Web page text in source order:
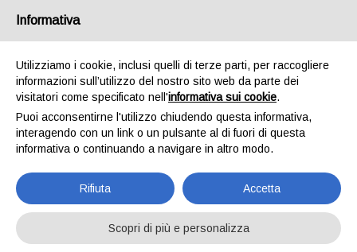
SHARAN
Home Prodotto Modello Sharan
Informativa
Utilizziamo i cookie, inclusi quelli di terze parti, per raccogliere
informazioni sull’utilizzo del nostro sito web da parte dei
visitatori come specificato nell'informativa sui cookie.
Puoi acconsentirne l'utilizzo chiudendo questa informativa,
interagendo con un link o un pulsante al di fuori di questa
informativa o continuando a navigare in altro modo.
Rifiuta Accetta
Scopri di più e personalizza